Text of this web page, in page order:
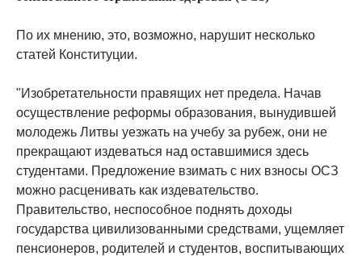
По их мнению, это, возможно, нарушит несколько
статей Конституции.
"Изобретательности правящих нет предела. Начав
осуществление реформы образования, вынудившей
молодежь Литвы уезжать на учебу за рубеж, они не
прекращают издеваться над оставшимися здесь
студентами. Предложение взимать с них взносы ОСЗ
можно расценивать как издевательство.
Правительство, неспособное поднять доходы
государства цивилизованными средствами, ущемляет
пенсионеров, родителей и студентов, воспитывающих